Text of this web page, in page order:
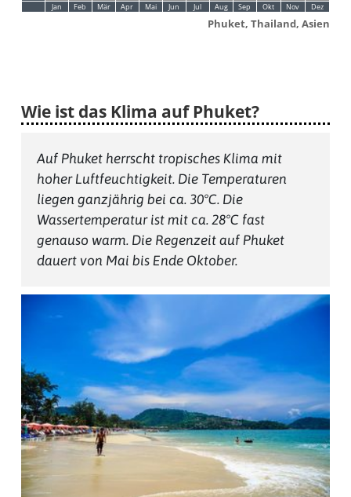
Jan Feb Mär Apr Mai Jun Jul Aug Sep Okt Nov Dez
Phuket, Thailand, Asien
Wie ist das Klima auf Phuket?
Auf Phuket herrscht tropisches Klima mit
hoher Luftfeuchtigkeit. Die Temperaturen
liegen ganzjährig bei ca. 30°C. Die
Wassertemperatur ist mit ca. 28°C fast
genauso warm. Die Regenzeit auf Phuket
dauert von Mai bis Ende Oktober.